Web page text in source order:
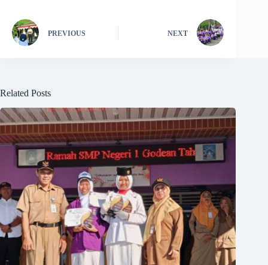
PREVIOUS NEXT
Related Posts